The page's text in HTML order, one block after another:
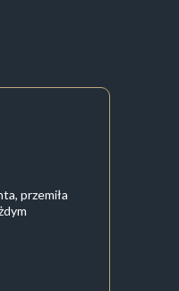
przemiła